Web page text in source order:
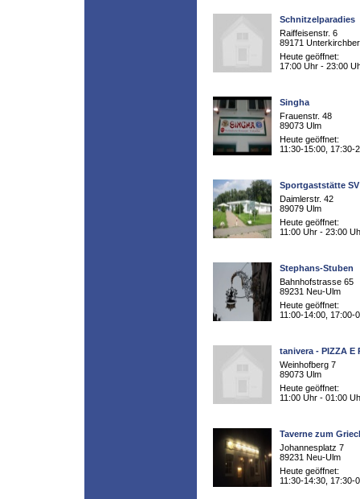
Schnitzelparadies
Raiffeisenstr. 6
89171
Heute geöffnet:
17:00 Uhr - 23:00
Singha
Frauenstr. 48
89073 Ulm
Heute geöffnet:
11:30-15:00, 17:30-
Sportgaststätte
Daimlerstr. 42
89079 Ulm
Heute geöffnet:
11:00 Uhr - 23:00
Stephans-Stuben
Bahnhofstrasse 65
89231 Neu-Ulm
Heute geöffnet:
11:00-14:00, 17:00-
tanivera - PIZZA E
Weinhofberg 7
89073 Ulm
Heute geöffnet:
11:00 Uhr - 01:00
Taverne zum
Johannesplatz 7
89231 Neu-Ulm
Heute geöffnet:
11:30-14:30, 17:30-